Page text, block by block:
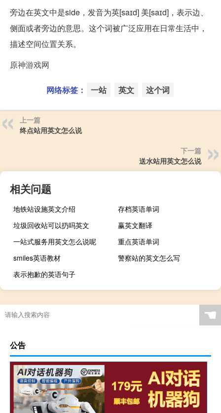
旁边在英文中是side，发音为英[saɪd] 美[saɪd]，表示边、
侧面或者旁边的意思。这个词被广泛应用在日常生活中，
描述空间位置关系。
原神游戏网
网络标签： 一站 英文 这个词
上一篇
终点站用英文怎么说
下一篇
送水站用英文怎么说
相关问题
地铁站设施英文介绍
存档英语单词
垃圾回收站可以扔吗英文
赢英文翻译
一站式服务用英文怎么说呢
重点英语单词
smiles英语教材
警察站的英文怎么写
表示抱歉的英语句子
☚
公告